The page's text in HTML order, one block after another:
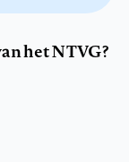
het NTVG?